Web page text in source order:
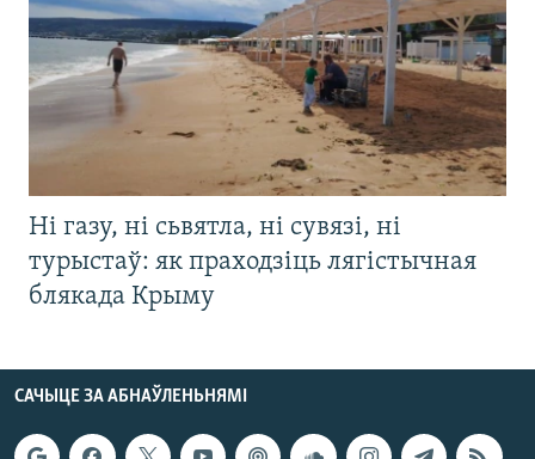
Ні газу, ні сьвятла, ні сувязі, ні
турыстаў: як праходзіць лягістычная
блякада Крыму
САЧЫЦЕ ЗА АБНАЎЛЕНЬНЯМІ